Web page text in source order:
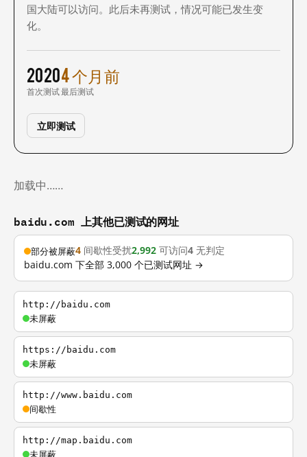
国大陆可以访问。此后未再测试，情况可能已发生变
化。
2020
首次测试
4 个月前
最后测试
立即测试
加载中……
baidu.com 上其他已测试的网址
部分被屏蔽4 间歇性受扰2,992 可访问4 无判定
baidu.com 下全部 3,000 个已测试网址 →
http://baidu.com
未屏蔽
https://baidu.com
未屏蔽
http://www.baidu.com
间歇性
http://map.baidu.com
未屏蔽